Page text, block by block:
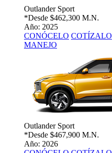
Outlander Sport
*Desde $462,300 M.N.
Año: 2025
CONÓCELO COTÍZALO
MANEJO
Outlander Sport
*Desde $467,900 M.N.
Año: 2026